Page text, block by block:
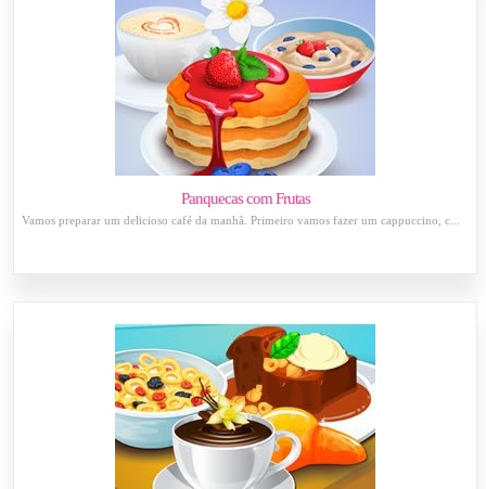
Panquecas com Frutas
Vamos preparar um delicioso café da manhã. Primeiro vamos fazer um cappuccino, c...